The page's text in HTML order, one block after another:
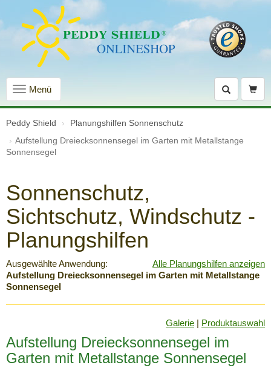
Navigation
einblenden
Menü
Peddy Shield
Planungshilfen Sonnenschutz
Aufstellung Dreiecksonnensegel im Garten mit Metallstange
Sonnensegel
Sonnenschutz,
Sichtschutz, Windschutz -
Planungshilfen
Alle Planungshilfen anzeigen
Ausgewählte Anwendung:
Aufstellung Dreiecksonnensegel im Garten mit Metallstange
Sonnensegel
Galerie | Produktauswahl
Aufstellung Dreiecksonnensegel im
Garten mit Metallstange Sonnensegel